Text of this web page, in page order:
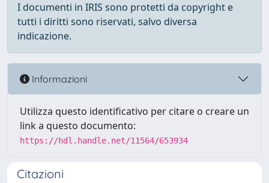
I documenti in IRIS sono protetti da copyright e
tutti i diritti sono riservati, salvo diversa
indicazione.
Informazioni
Utilizza questo identificativo per citare o creare un
link a questo documento:
https://hdl.handle.net/11564/653934
Citazioni